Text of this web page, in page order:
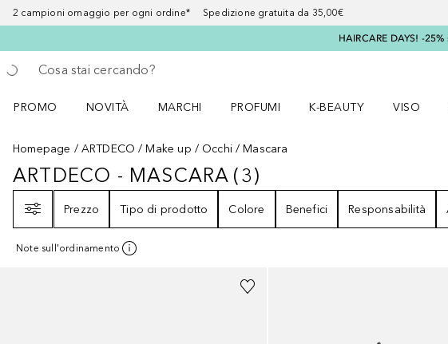
2 campioni omaggio per ogni ordine* Spedizione gratuita da 35,00€
HAIRCARE DAYS! -
Torna indietro
Esegui ricerca
PROMO
NOVITÀ
MARCHI
PROFUMI
K-BEAUTY
VISO
Homepage ARTDECO Make up Occhi Mascara
ARTDECO - MASCARA3RISULTATI
ARTDECO - MASCARA (3)
Prezzo
Tipo di prodotto Colore Benefici Responsabilità
Note sull'ordinamento